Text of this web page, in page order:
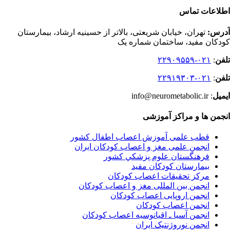
اطلاعات تماس
آدرس: تهران، خیابان شریعتی، بالاتر از حسینیه ارشاد، بیمارستان
کودکان مفید، ساختمان شماره یک
تلفن: ۰۲۱-۲۲۹۰۹۵۵۹
تلفن: ۰۲۱-۲۲۹۱۹۳۰۳
ایمیل: info@neurometabolic.ir
انجمن ها و مراکز آموزشی
قطب علمی آموزش اعصاب اطفال کشور
انجمن علمی مغز و اعصاب کودکان ایران
فرهنگستان علوم پزشكي كشور
بیمارستان کودکان مفید
مرکز تحقیقات اعصاب کودکان
انجمن بین المللی مغز و اعصاب کودکان
انجمن اروپایی اعصاب کودکان
انجمن اعصاب کودکان
انجمن آسیا ـ اقیانوسیه اعصاب کودکان
انجمن نوروژنتیک ایران